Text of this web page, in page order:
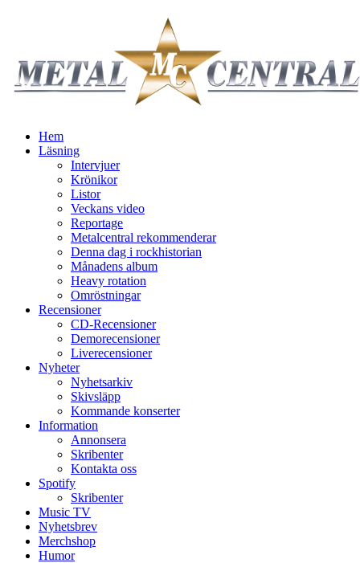
Hem
Läsning
Intervjuer
Krönikor
Listor
Veckans video
Reportage
Metalcentral rekommenderar
Denna dag i rockhistorian
Månadens album
Heavy rotation
Omröstningar
Recensioner
CD-Recensioner
Demorecensioner
Liverecensioner
Nyheter
Nyhetsarkiv
Skivsläpp
Kommande konserter
Information
Annonsera
Skribenter
Kontakta oss
Spotify
Skribenter
Music TV
Nyhetsbrev
Merchshop
Humor